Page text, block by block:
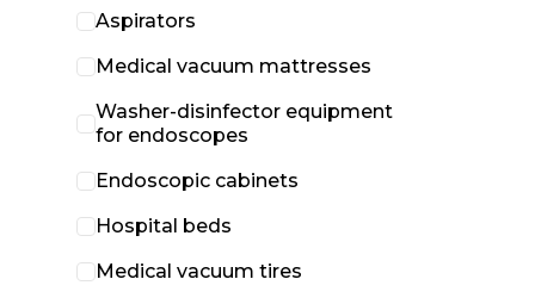
Aspirators
Medical vacuum mattresses
Washer-disinfector equipment
for endoscopes
Endoscopic cabinets
Hospital beds
Medical vacuum tires